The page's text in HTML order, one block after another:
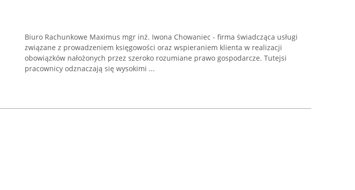
Biuro Rachunkowe Maximus mgr inż. Iwona Chowaniec - firma świadcząca usługi
związane z prowadzeniem księgowości oraz wspieraniem klienta w realizacji
obowiązków nałożonych przez szeroko rozumiane prawo gospodarcze. Tutejsi
pracownicy odznaczają się wysokimi ...